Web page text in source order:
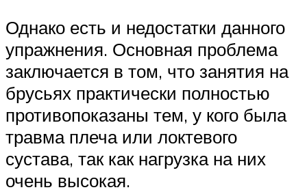
Однако есть и недостатки данного
упражнения. Основная проблема
заключается в том, что занятия на
брусьях практически полностью
противопоказаны тем, у кого была
травма плеча или локтевого
сустава, так как нагрузка на них
очень высокая.